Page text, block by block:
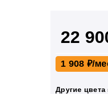
22
1 908 ₽
Другие